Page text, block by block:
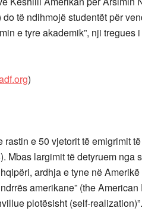
të ndihmojë studentët për
e tyre akademik”, nji tregues
)
e 50 vjetorit të emigrimit
Mbas largimit të detyruem nga
ardhja e tyne në
amerikane” (the
plotësisht (self-